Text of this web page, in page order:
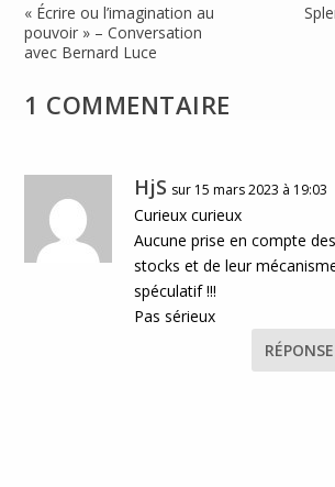
« Écrire ou l’imagination au
pouvoir » – Conversation
avec Bernard Luce
1 COMMENTAIRE
HjS sur 15 mars 2023 à 19:03
Curieux curieux
Aucune prise en compte des
stocks et de leur
spéculatif !!!
Pas sérieux
RÉPONSE